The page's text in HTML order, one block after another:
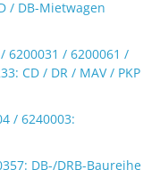
/ DB-Mietwagen
6200031 / 6200061 /
CD / DR / MAV / PKP
/ 6240003:
DB-/DRB-Baureihe